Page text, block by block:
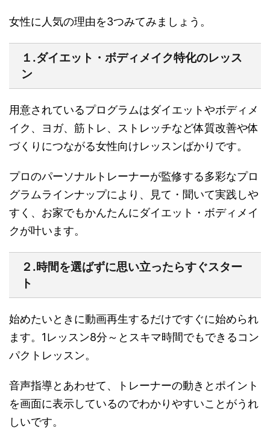
女性に人気の理由を3つみてみましょう。
１.ダイエット・ボディメイク特化のレッス
ン
用意されているプログラムはダイエットやボディメ
イク、ヨガ、筋トレ、ストレッチなど体質改善や体
づくりにつながる女性向けレッスンばかりです。
プロのパーソナルトレーナーが監修する多彩なプロ
グラムラインナップにより、見て・聞いて実践しや
すく、お家でもかんたんにダイエット・ボディメイ
クが叶います。
２.時間を選ばずに思い立ったらすぐスター
ト
始めたいときに動画再生するだけですぐに始められ
ます。 1レッスン8分～とスキマ時間でもできるコン
パクトレッスン。
音声指導とあわせて、トレーナーの動きとポイント
を画面に表示しているのでわかりやすいことがうれ
しいです。